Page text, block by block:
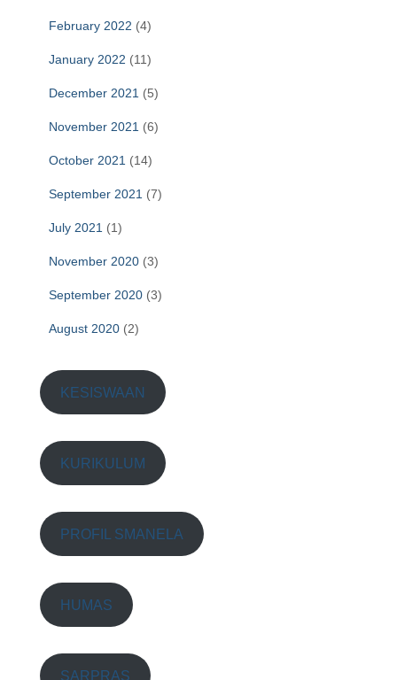
February 2022 (4)
January 2022 (11)
December 2021 (5)
November 2021 (6)
October 2021 (14)
September 2021 (7)
July 2021 (1)
November 2020 (3)
September 2020 (3)
August 2020 (2)
KESISWAAN
KURIKULUM
PROFIL SMANELA
HUMAS
SARPRAS